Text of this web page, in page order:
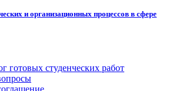
и организационных процессов в сфере
готовых студенческих работ